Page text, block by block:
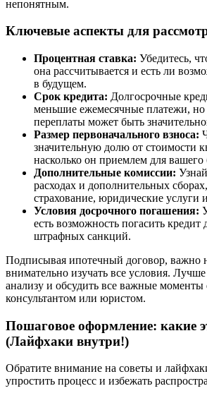
непонятным.
Ключевые аспекты для
Процентная ставка: Убедитесь,
она рассчитывается и есть ли
в будущем.
Срок кредита: Долгосрочные
меньшие ежемесячные платежи,
переплаты может быть
Размер первоначального взноса:
значительную долю от стоимости
насколько он приемлем для
Дополнительные комиссии:
расходах и дополнительных
страхование, юридические услуги
Условия досрочного погашения:
есть возможность погасить кредит
штрафных санкций.
Подписывая ипотечный договор, важно
внимательно изучать все условия.
анализу и обсудить все важные
консультантом или юристом.
Пошаговое оформление: какие
(Лайфхаки внутри!)
Обратите внимание на советы и
упростить процесс и избежать